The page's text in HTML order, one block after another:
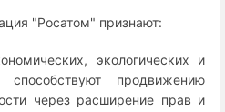
"Росатом" признают:
экологических и
продвижению
через расширение прав и